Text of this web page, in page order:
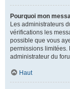
Pourquoi mon
Les administrateurs
vérifications les
possible que vous
permissions limitées.
administrateur du
Haut